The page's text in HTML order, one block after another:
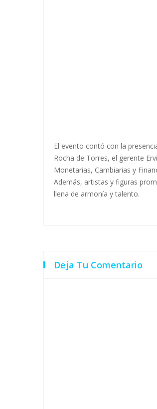
El evento contó con la
Rocha de Torres, el gerente
Monetarias, Cambiarias y
Además, artistas y figuras
llena de armonía y talento.
Deja Tu Comentario